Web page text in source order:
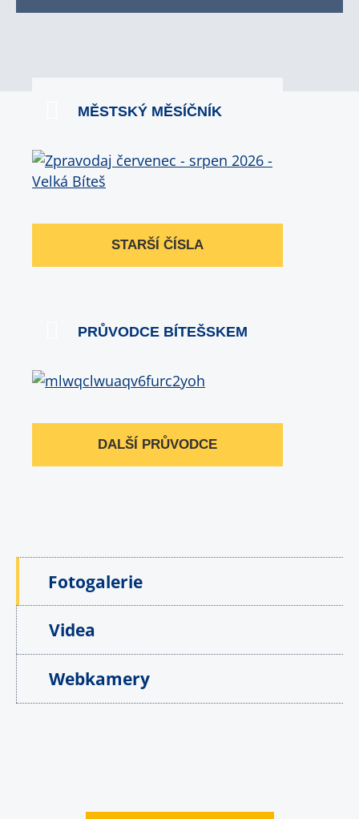
MĚSTSKÝ MĚSÍČNÍK
STARŠÍ ČÍSLA
PRŮVODCE BÍTEŠSKEM
DALŠÍ PRŮVODCE
Fotogalerie
Videa
Webkamery